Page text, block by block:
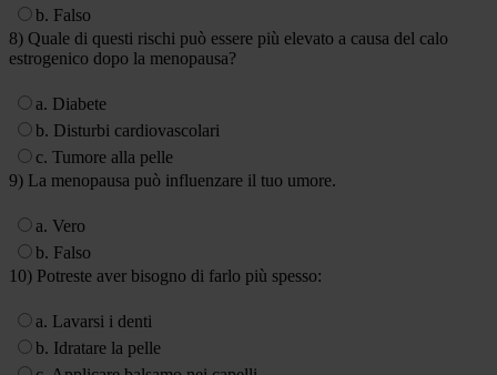
b. Falso
8) Quale di questi rischi può essere più elevato a causa del calo
estrogenico dopo la menopausa?
a. Diabete
b. Disturbi cardiovascolari
c. Tumore alla pelle
9) La menopausa può influenzare il tuo umore.
a. Vero
b. Falso
10) Potreste aver bisogno di farlo più spesso:
a. Lavarsi i denti
b. Idratare la pelle